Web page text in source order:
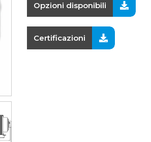
Opzioni disponibili
Certificazioni